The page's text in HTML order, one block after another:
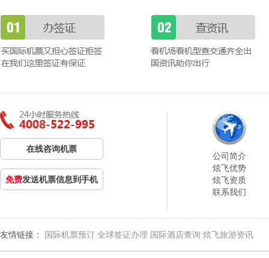
在线咨询机票
免费发送机票信息到手机
公司简介
炫飞优势
炫飞资质
联系我们
友情链接： 国际机票预订 全球签证办理 国际酒店查询 炫飞旅游资讯